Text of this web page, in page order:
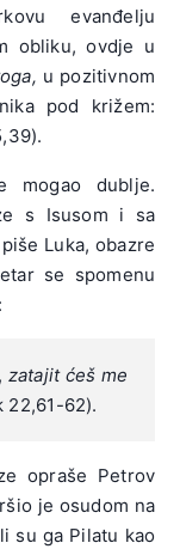
evanđelju
obliku, ovdje u
u pozitivnom
pod križem:
mogao dublje.
s Isusom i sa
Luka, obazre
se spomenu
zatajit ćeš me
22,61-62).
opraše Petrov
je osudom na
su ga Pilatu kao